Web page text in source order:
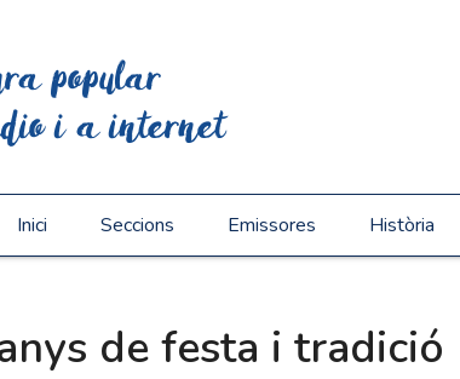
popular
i a internet
Inici Seccions Emissores Història
de festa i tradició